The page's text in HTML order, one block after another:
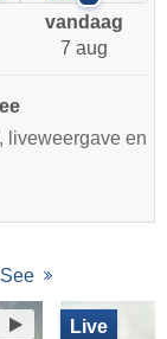
vandaag
7 aug
liveweergave en
Live